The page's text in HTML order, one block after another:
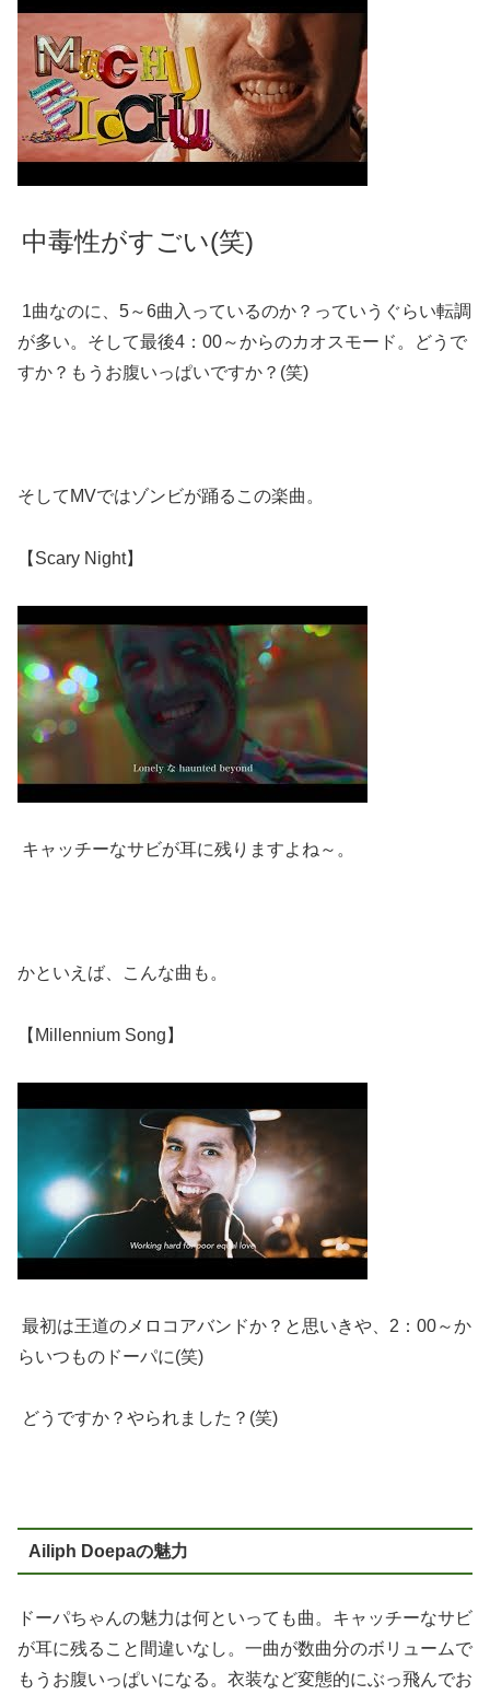
中毒性がすごい(笑)
1曲なのに、5～6曲入っているのか？っていうぐらい転調
が多い。そして最後4：00～からのカオスモード。どうで
すか？もうお腹いっぱいですか？(笑)
そしてMVではゾンビが踊るこの楽曲。
【Scary Night】
キャッチーなサビが耳に残りますよね～。
かといえば、こんな曲も。
【Millennium Song】
最初は王道のメロコアバンドか？と思いきや、2：00～か
らいつものドーパに(笑)
どうですか？やられました？(笑)
Ailiph Doepaの魅力
ドーパちゃんの魅力は何といっても曲。キャッチーなサビ
が耳に残ること間違いなし。一曲が数曲分のボリュームで
もうお腹いっぱいになる。衣装など変態的にぶっ飛んでお